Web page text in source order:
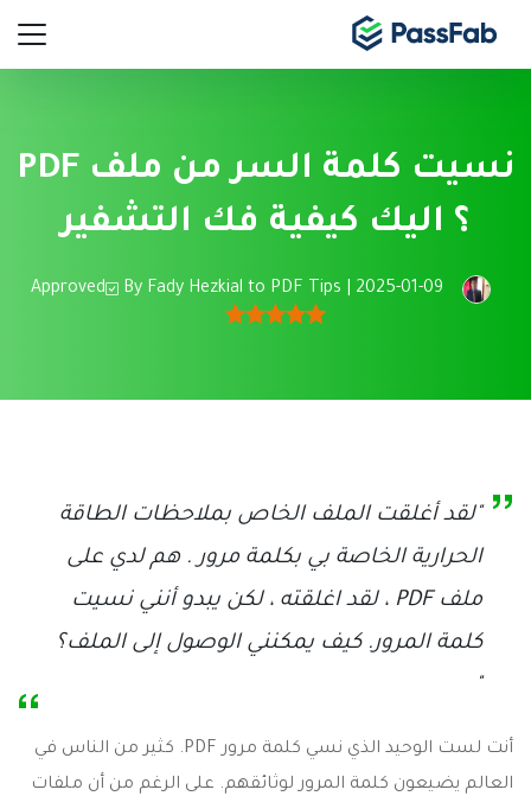
نسيت كلمة السر من ملف PDF
؟ اليك كيفية فك التشفير
By Fady Hezkial to PDF Tips | 2025-01-09
Approved
"لقد أغلقت الملف الخاص بملاحظات الطاقة
الحرارية الخاصة بي بكلمة مرور . هم لدي على
ملف PDF ، لقد اغلقته ، لكن يبدو أنني نسيت
كلمة المرور. كيف يمكنني الوصول إلى الملف؟
"
أنت لست الوحيد الذي نسي كلمة مرور PDF. كثير من الناس في
العالم يضيعون كلمة المرور لوثائقهم. على الرغم من أن ملفات